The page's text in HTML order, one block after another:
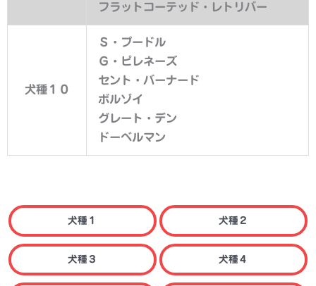
フラットコーテッド・レトリバー
犬種１０
Ｓ・プードル
Ｇ・ピレネーズ
セント・バーナード
ボルゾイ
グレート・デン
ドーベルマン
犬種１ 犬種２
犬種３ 犬種４